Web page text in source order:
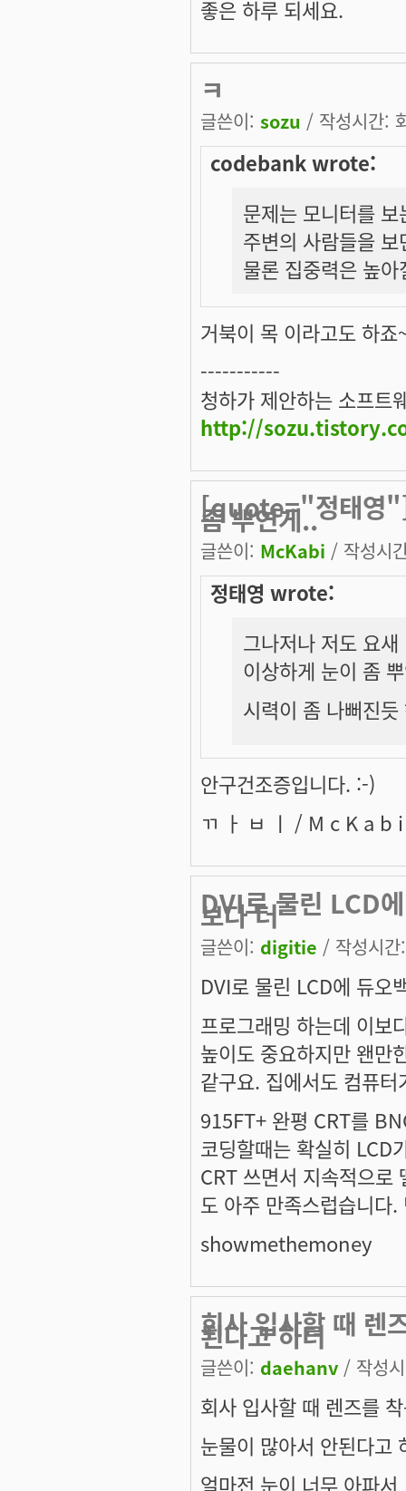
좋은 하루 되세요.
ㅋ
글쓴이: sozu / 작성시간:
codebank wrote:
문제는 모니터를
주변의 사람들을
물론 집중력은 높
거북이 목 이라고도 하죠
-----------
청하가 제안하는 소프트
http://
[quote="정태영"]
좀 뿌연게..
글쓴이: McKabi / 작성시
정태영 wrote:
그나저나 저도 요새
이상하게 눈이 좀
시력이 좀 나뻐진
안구건조증입니다. :-)
ㄲ ㅏ ㅂ ㅣ / M c K a
DVI로 물린 LCD
보다 더
글쓴이: digitie / 작성시
DVI로 물린 LCD에 듀오
프로그래밍 하는데 이보
높이도 중요하지만 왠만
같구요. 집에서도 컴퓨
915FT+ 완평 CRT를
코딩할때는 확실히 LCD
CRT 쓰면서 지속적으로
도 아주 만족스럽습니다
showmethemoney
회사 입사할 때 렌
된다고 하더
글쓴이: daehanv / 작성
회사 입사할 때 렌즈를
눈물이 많아서 안된다고
얼마전 눈이 너무 아파서